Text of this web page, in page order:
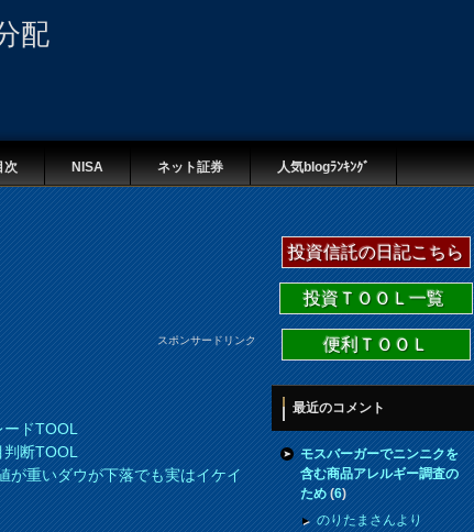
配
次 NISA ネット証券 人気blogﾗﾝｷﾝｸﾞ
スポンサードリンク
ドTOOL
断TOOL
が重いダウが下落でも実はイケイ
投資信託の日記こちら
投資ＴＯＯＬ一覧
便利ＴＯＯＬ
最近のコメント
モスバーガーでニンニクを
含む商品アレルギー調査の
ため(6)
のりたまさんより